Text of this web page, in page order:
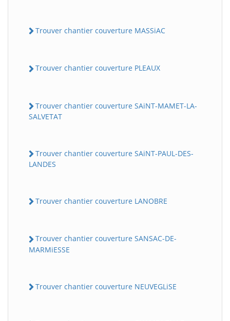
Trouver chantier couverture MASSiAC
Trouver chantier couverture PLEAUX
Trouver chantier couverture SAiNT-MAMET-LA-
SALVETAT
Trouver chantier couverture SAiNT-PAUL-DES-
LANDES
Trouver chantier couverture LANOBRE
Trouver chantier couverture SANSAC-DE-
MARMiESSE
Trouver chantier couverture NEUVEGLiSE